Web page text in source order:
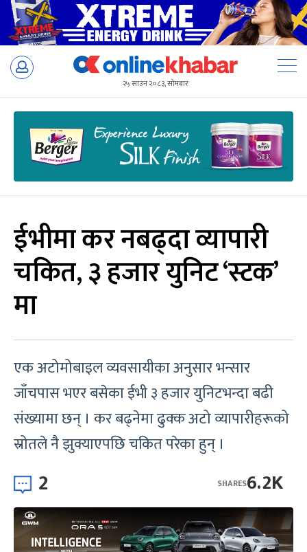
Skip
२५ साउन २०८३, सोमबार
ईभीमा कर नबढ्दा व्यापारी
चकित, ३ हजार युनिट ‘स्टक’
मा
एक अटोमोबाइल व्यवसायीका अनुसार भन्सार
जाँचपास भएर बसेका ईभी ३ हजार युनिटभन्दा बढी
संख्यामा छन् । कर बढ्नेमा ढुक्क अटो व्यापारीहरूको
स्रोतले नै झुक्याएपछि चकित परेका हुन् ।
2 6.2K
SHARES